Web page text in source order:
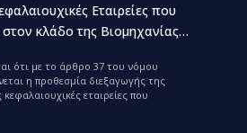
Εταιρείες που
κλάδο της Βιομηχανίας
ότι με το άρθρο 37 του νόμου
η προθεσμία διεξαγωγής της
εταιρείες που